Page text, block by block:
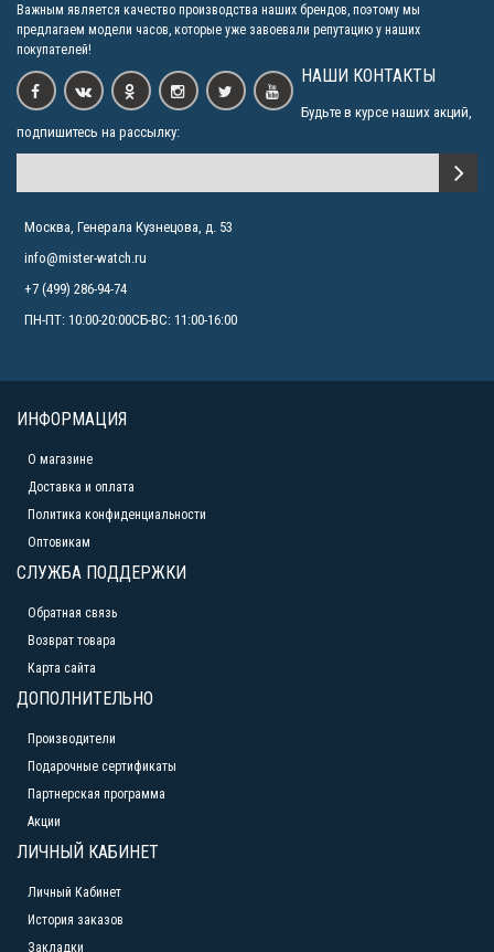
Важным является качество производства наших брендов, поэтому мы
предлагаем модели часов, которые уже завоевали репутацию у наших
покупателей!
НАШИ КОНТАКТЫ
Будьте в курсе наших акций,
подпишитесь на рассылку:
Москва, Генерала Кузнецова, д. 53
info@mister-watch.ru
+7 (499) 286-94-74
ПН-ПТ: 10:00-20:00СБ-ВС: 11:00-16:00
ИНФОРМАЦИЯ
О магазине
Доставка и оплата
Политика конфиденциальности
Оптовикам
СЛУЖБА ПОДДЕРЖКИ
Обратная связь
Возврат товара
Карта сайта
ДОПОЛНИТЕЛЬНО
Производители
Подарочные сертификаты
Партнерская программа
Акции
ЛИЧНЫЙ КАБИНЕТ
Личный Кабинет
История заказов
Закладки